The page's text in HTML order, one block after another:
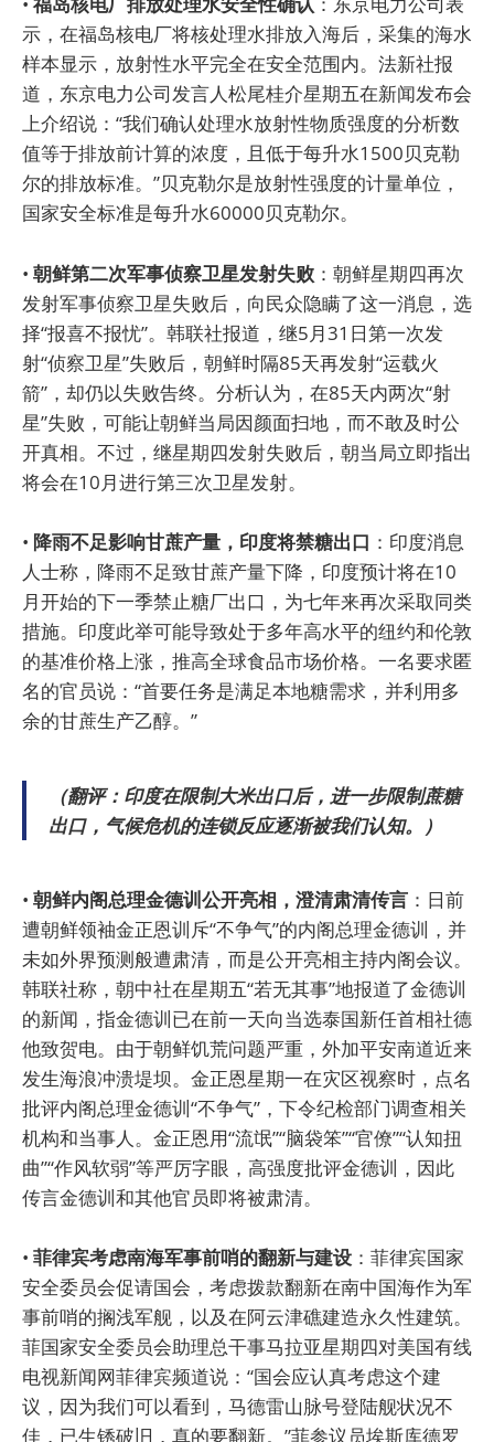
示，在福岛核电厂将核处理水排放入海后，采集的海水
样本显示，放射性水平完全在安全范围内。法新社报
道，东京电力公司发言人松尾桂介星期五在新闻发布会
上介绍说：“我们确认处理水放射性物质强度的分析数
值等于排放前计算的浓度，且低于每升水1500贝克勒
尔的排放标准。”贝克勒尔是放射性强度的计量单位，
国家安全标准是每升水60000贝克勒尔。
• 朝鲜第二次军事侦察卫星发射失败 ：朝鲜星期四再次
发射军事侦察卫星失败后，向民众隐瞒了这一消息，选
择“报喜不报忧”。韩联社报道，继5月31日第一次发
射“侦察卫星”失败后，朝鲜时隔85天再发射“运载火
箭”，却仍以失败告终。分析认为，在85天内两次“射
星”失败，可能让朝鲜当局因颜面扫地，而不敢及时公
开真相。不过，继星期四发射失败后，朝当局立即指出
将会在10月进行第三次卫星发射。
• 降雨不足影响甘蔗产量，印度将禁糖出口 ：印度消息
人士称，降雨不足致甘蔗产量下降，印度预计将在10
月开始的下一季禁止糖厂出口，为七年来再次采取同类
措施。印度此举可能导致处于多年高水平的纽约和伦敦
的基准价格上涨，推高全球食品市场价格。一名要求匿
名的官员说：“首要任务是满足本地糖需求，并利用多
余的甘蔗生产乙醇。”
（翻评：印度在限制大米出口后，进一步限制蔗糖
出口，气候危机的连锁反应逐渐被我们认知。）
• 朝鲜内阁总理金德训公开亮相，澄清肃清传言 ：日前
遭朝鲜领袖金正恩训斥“不争气”的内阁总理金德训，并
未如外界预测般遭肃清，而是公开亮相主持内阁会议。
韩联社称，朝中社在星期五“若无其事”地报道了金德训
的新闻，指金德训已在前一天向当选泰国新任首相社德
他致贺电。由于朝鲜饥荒问题严重，外加平安南道近来
发生海浪冲溃堤坝。金正恩星期一在灾区视察时，点名
批评内阁总理金德训“不争气”，下令纪检部门调查相关
机构和当事人。金正恩用“流氓”“脑袋笨”“官僚”“认知扭
曲”“作风软弱”等严厉字眼，高强度批评金德训，因此
传言金德训和其他官员即将被肃清。
• 菲律宾考虑南海军事前哨的翻新与建设 ：菲律宾国家
安全委员会促请国会，考虑拨款翻新在南中国海作为军
事前哨的搁浅军舰，以及在阿云津礁建造永久性建筑。
菲国家安全委员会助理总干事马拉亚星期四对美国有线
电视新闻网菲律宾频道说：“国会应认真考虑这个建
议，因为我们可以看到，马德雷山脉号登陆舰状况不
佳，已生锈破旧，真的要翻新。”菲参议员埃斯库德罗